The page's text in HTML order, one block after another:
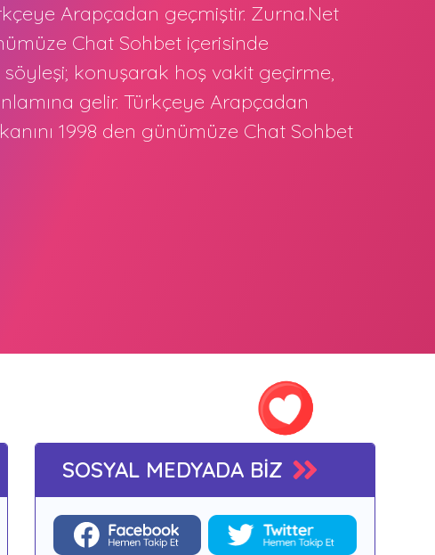
Arapçadan geçmiştir. Zurna.Net
Chat Sohbet içerisinde
konuşarak hoş vakit geçirme,
gelir. Türkçeye Arapçadan
1998 den günümüze Chat Sohbet
SOSYAL MEDYADA BİZ